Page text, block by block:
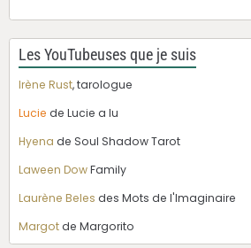
Les YouTubeuses que je suis
Irène Rust, tarologue
Lucie de Lucie a lu
Hyena de Soul Shadow Tarot
Laween DowFamily
Laurène Beles des Mots de l'Imaginaire
Margotde Margorito